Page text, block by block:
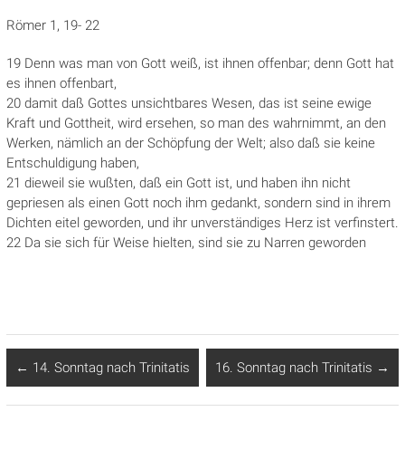
Römer 1, 19- 22
19 Denn was man von Gott weiß, ist ihnen offenbar; denn Gott hat
es ihnen offenbart,
20 damit daß Gottes unsichtbares Wesen, das ist seine ewige
Kraft und Gottheit, wird ersehen, so man des wahrnimmt, an den
Werken, nämlich an der Schöpfung der Welt; also daß sie keine
Entschuldigung haben,
21 dieweil sie wußten, daß ein Gott ist, und haben ihn nicht
gepriesen als einen Gott noch ihm gedankt, sondern sind in ihrem
Dichten eitel geworden, und ihr unverständiges Herz ist verfinstert.
22 Da sie sich für Weise hielten, sind sie zu Narren geworden
← 14. Sonntag nach Trinitatis 16. Sonntag nach Trinitatis →